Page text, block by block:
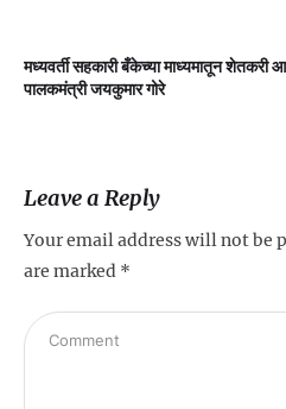
मध्यवर्ती सहकारी बँकेच्या माध्यमातून शेतकरी
पालकमंत्री जयकुमार गोरे
Leave a Reply
Your email address will not be
are marked *